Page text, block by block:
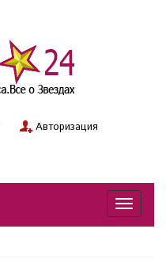
Авторизация